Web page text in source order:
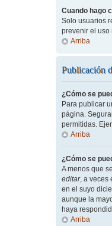
Cuando hago
Solo usuarios
prevenir el uso
Arriba
Publicación
¿Cómo se
Para publicar
página.
permitidas.
Arriba
¿Cómo se
A menos que
editar, a veces
en el suyo
aunque la
haya
Arriba